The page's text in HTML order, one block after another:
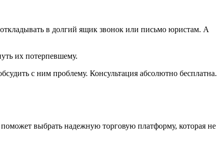
в долгий ящик звонок или письмо юристам. А
их потерпевшему.
с ним проблему. Консультация абсолютно бесплатна.
выбрать надежную торговую платформу, которая не